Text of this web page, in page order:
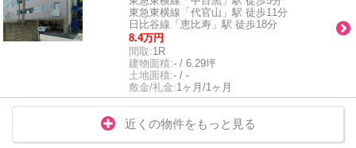
東急東横線「代官山」駅 徒歩11分
日比谷線「恵比寿」駅 徒歩18分
8.4万円
間取:1R
建物面積:- / 6.29坪
土地面積:- / -
敷金/礼金:1ヶ月/1ヶ月
近くの物件をもっと見る